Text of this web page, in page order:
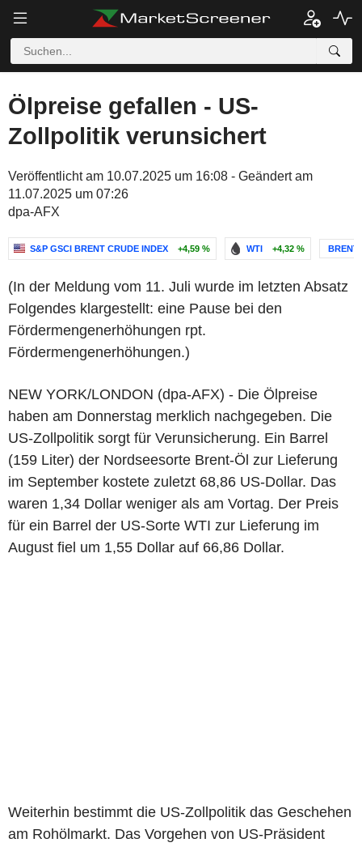
Ölpreise gefallen - US-
Zollpolitik verunsichert
Veröffentlicht am 10.07.2025 um 16:08 - Geändert am
11.07.2025 um 07:26
dpa-AFX
S&P GSCI BRENT CRUDE INDEX +4,59 % WTI +4,32 % BRENT
(In der Meldung vom 11. Juli wurde im letzten Absatz
Folgendes klargestellt: eine Pause bei den
Fördermengenerhöhungen rpt.
Fördermengenerhöhungen.)
NEW YORK/LONDON (dpa-AFX) - Die Ölpreise
haben am Donnerstag merklich nachgegeben. Die
US-Zollpolitik sorgt für Verunsicherung. Ein Barrel
(159 Liter) der Nordseesorte Brent-Öl zur Lieferung
im September kostete zuletzt 68,86 US-Dollar. Das
waren 1,34 Dollar weniger als am Vortag. Der Preis
für ein Barrel der US-Sorte WTI zur Lieferung im
August fiel um 1,55 Dollar auf 66,86 Dollar.
Weiterhin bestimmt die US-Zollpolitik das Geschehen
am Rohölmarkt. Das Vorgehen von US-Präsident